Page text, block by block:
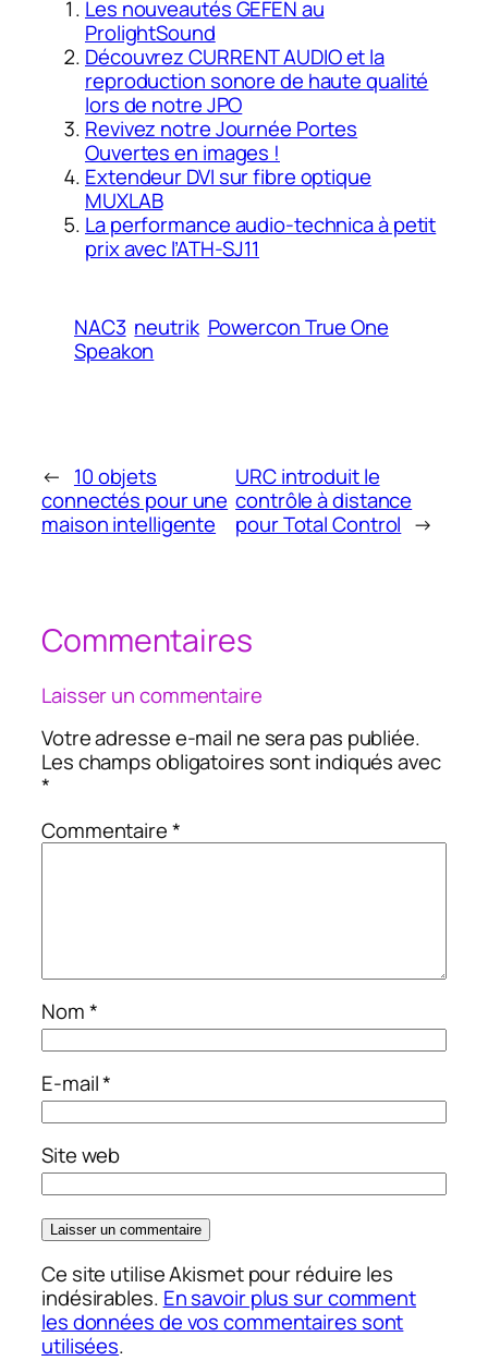
Les nouveautés GEFEN au
ProlightSound
Découvrez CURRENT AUDIO et la
reproduction sonore de haute qualité
lors de notre JPO
Revivez notre Journée Portes
Ouvertes en images !
Extendeur DVI sur fibre optique
MUXLAB
La performance audio-technica à petit
prix avec l’ATH-SJ11
NAC3 neutrik Powercon True One
Speakon
← 10 objets
connectés pour une
maison intelligente
URC introduit le
contrôle à distance
pour Total Control →
Commentaires
Laisser un commentaire
Votre adresse e-mail ne sera pas publiée.
Les champs obligatoires sont indiqués avec
*
Commentaire*
Nom*
E-mail*
Site web
Ce site utilise Akismet pour réduire les
indésirables. En savoir plus sur comment
les données de vos commentaires sont
utilisées.